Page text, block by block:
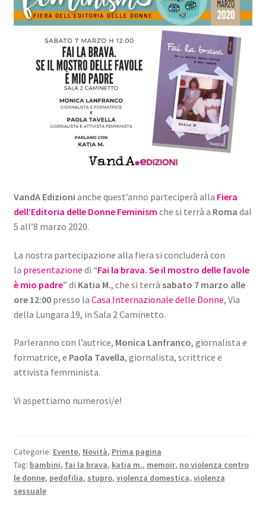
VandA Edizioni anche quest’anno parteciperà alla Fiera
dell’Editoria delle Donne Feminism che si terrà a Roma dal
5 all’8 marzo 2020.
La nostra partecipazione alla fiera si concluderà con
la presentazione di “Fai la brava. Se il mostro delle favole
è mio padre” di Katia M., che si terrà sabato 7 marzo alle
ore 12:00presso la Casa Internazionale delle Donne, Via
della Lungara 19, in Sala 2 Caminetto.
Parleranno con l’autrice, Monica Lanfranco, giornalista e
formatrice, e Paola Tavella, giornalista, scrittrice e
attivista femminista.
Vi aspettiamo numerosi/e!
Categorie: Evento, Novità, Prima pagina
Tag: bambini, fai la brava, katia m., memoir, no violenza contro
le donne, pedofilia, stupro, violenza domestica, violenza
sessuale